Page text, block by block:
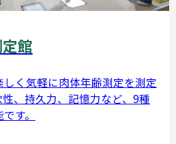
館
く気軽に肉体年齢測定を測定
、持久力、記憶力など、9種
す。